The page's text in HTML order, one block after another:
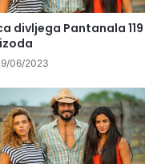
divljega Pantanala 119
06/2023